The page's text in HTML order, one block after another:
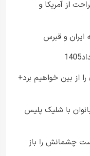
از آمریکا و
ایران و قبرس
را از بین خواهیم برد+
با شلیک پلیس
چشمانش را باز